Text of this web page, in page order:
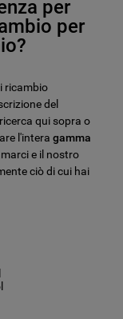
per
per
ricambio
del
qui sopra o
l'intera gamma
e il nostro
ciò di cui hai